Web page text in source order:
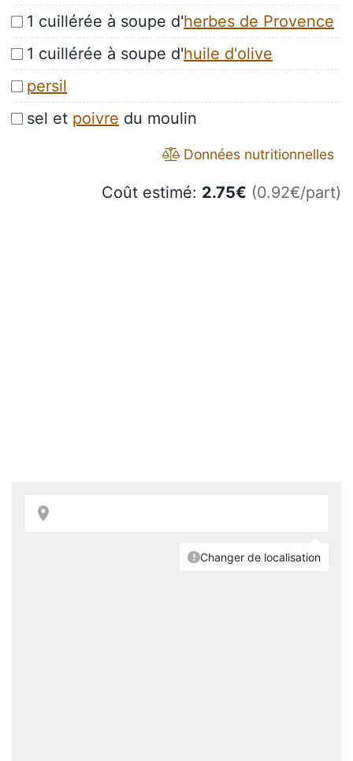
1 cuillérée à soupe d'herbes de Provence
1 cuillérée à soupe d'huile d'olive
persil
sel et poivre du moulin
Données nutritionnelles
Coût estimé: 2.75€ (0.92€/part)